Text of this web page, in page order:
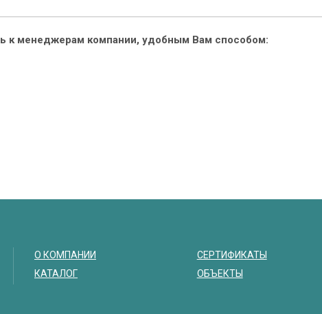
к менеджерам компании, удобным Вам способом:
О КОМПАНИИ
КАТАЛОГ
СЕРТИФИКАТЫ
ОБЪЕКТЫ